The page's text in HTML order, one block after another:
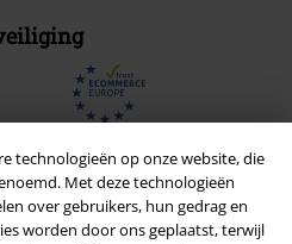
technologieën op onze website, die
Met deze technologieën
over gebruikers, hun gedrag en
worden door ons geplaatst, terwijl